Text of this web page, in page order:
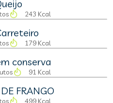
243 Kcal
179 Kcal
conserva
91 Kcal
FRANGO
499 Kcal